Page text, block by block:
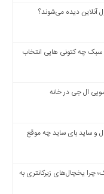
دیده می‌شوند؟
چه کتونی هایی انتخاب
ال جی در خانه
و ساید بای ساید چه موقع
یخچال‌های زیرکانتری به